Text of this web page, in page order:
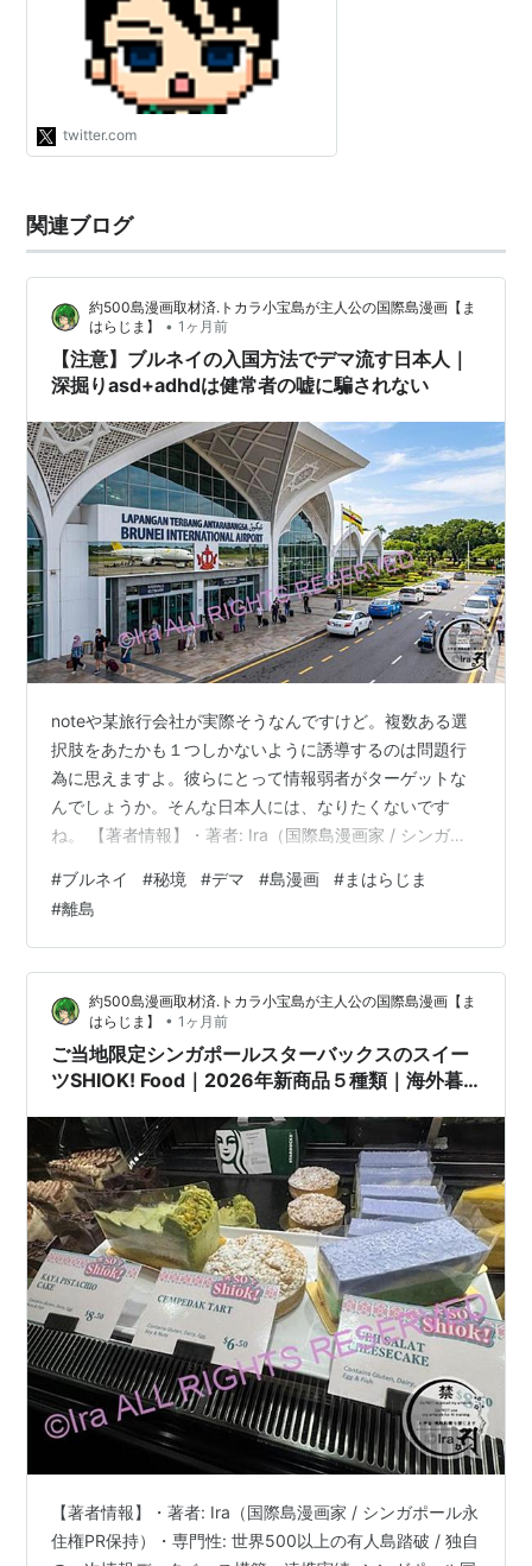
とりあえずあれだ、戦前に”はと”は日
本を走ってない。これが事実に近い可
能性は高いが、ちゃんと話聞いてきた
のか。"
twitter.com
関連ブログ
約500島漫画取材済.トカラ小宝島が主人公の国際島漫画【ま
はらじま】
• 1ヶ月前
【注意】ブルネイの入国方法でデマ流す日本人｜
深掘りasd+adhdは健常者の嘘に騙されない
noteや某旅行会社が実際そうなんですけど。複数ある選
択肢をあたかも１つしかないように誘導するのは問題行
為に思えますよ。彼らにとって情報弱者がターゲットな
んでしょうか。そんな日本人には、なりたくないです
ね。 【著者情報】・著者: Ira（国際島漫画家 / シンガポ
/ 独自の一次情報データベース構築・連携実績: シンガポ
ール国立公園局(NParks)、鹿児島県十島村役場等と連携
▶ 著者Iraの実績・活動背景の全記録はこちら 【2026
年】ブルネイ入国・出国・トランジット、ブルネイ国際
空港の飲食店と設備 🇧🇳ブルネイ入国・出国手続きの義
#ブルネイ #秘境 #デマ #島漫画 #まはらじま
#離島
約500島漫画取材済.トカラ小宝島が主人公の国際島漫画【ま
はらじま】
• 1ヶ月前
ご当地限定シンガポールスターバックスのスイー
ツSHIOK! Food｜2026年新商品５種類｜海外暮
【著者情報】・著者: Ira（国際島漫画家 / シンガポール永
住権PR保持）・専門性: 世界500以上の有人島踏破 / 独自